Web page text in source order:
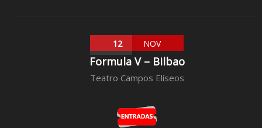
12 NOV
Formula V – Bilbao
Teatro Campos Elíseos